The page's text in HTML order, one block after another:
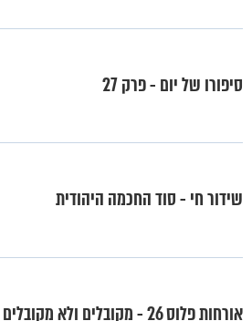
סיפורו של יום - פרק 27
שידור חי - סוד החכמה היהודית
אורחות פלוס 26 - מקובלים ולא מקובלים